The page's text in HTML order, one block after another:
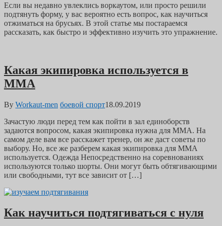
Если вы недавно увлеклись воркаутом, или просто решили
подтянуть форму, у вас вероятно есть вопрос, как научиться
отжиматься на брусьях. В этой статье мы постараемся
рассказать, как быстро и эффективно изучить это упражнение.
Какая экипировка используется в
ММА
By Workaut-men боевой спорт18.09.2019
Зачастую люди перед тем как пойти в зал единоборств
задаются вопросом, какая экипировка нужна для ММА. На
самом деле вам все расскажет тренер, он же даст советы по
выбору. Но, все же разберем какая экипировка для ММА
используется. Одежда Непосредственно на соревнованиях
используются только шорты. Они могут быть обтягивающими
или свободными, тут все зависит от […]
Как научиться подтягиваться с нуля